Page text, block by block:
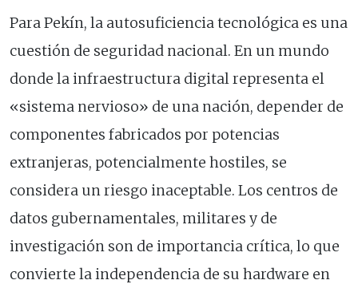
Para Pekín, la autosuficiencia tecnológica es una
cuestión de seguridad nacional. En un mundo
donde la infraestructura digital representa el
«sistema nervioso» de una nación, depender de
componentes fabricados por potencias
extranjeras, potencialmente hostiles, se
considera un riesgo inaceptable. Los centros de
datos gubernamentales, militares y de
investigación son de importancia crítica, lo que
convierte la independencia de su hardware en